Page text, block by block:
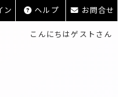
ン ヘルプ お問合せ
こんにちはゲストさん